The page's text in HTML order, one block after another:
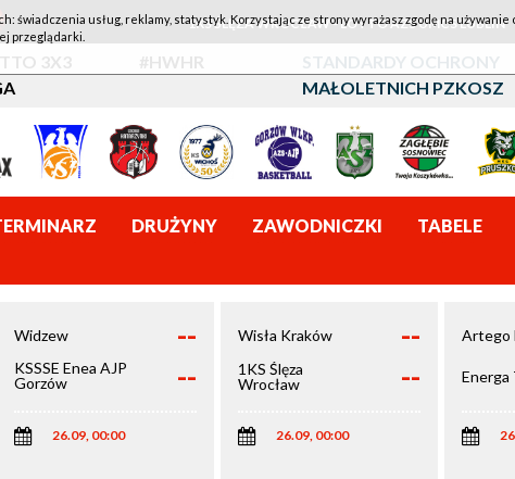
1KS ŚLĘZA WROCŁAW - LOTTO AZS UMCS LUBLIN
3X3
#HWHR
STANDARDY OCHRONY
MAŁOLETNICH PZKOSZ
DRUŻYNY ZAWODNICZKI TABELE
Widzew --
KSSSE Enea AJP
Gorzów
--
26.09, 00:00
Wisła Kraków --
1KS Ślęza
Wrocław
--
26.09, 00:00
Artego
Energa
świadczenia usług, reklamy, statystyk. Korzystając ze strony wyrażasz zgodę na
przeglądarki.